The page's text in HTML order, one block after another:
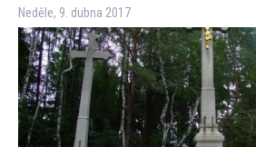
Neděle, 9. dubna 2017